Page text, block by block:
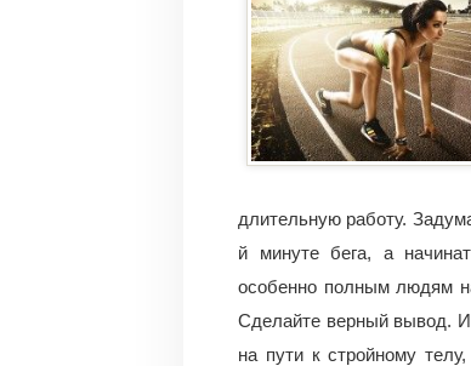
длительную работу.
й минуте бега, а
особенно полным людям
Сделайте верный вывод.
на пути к стройному